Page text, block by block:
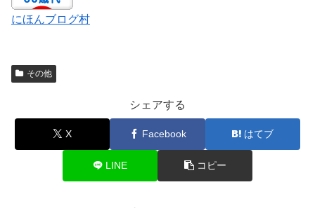
にほんブログ村
その他
シェアする
X Facebook はてブ
LINE コピー